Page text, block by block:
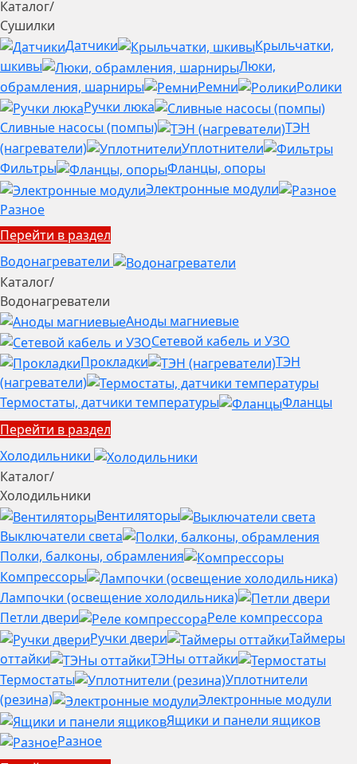
Каталог/
Сушилки
Датчики
Крыльчатки,
шкивы
Люки,
обрамления, шарниры
Ремни
Ролики
Ручки люка
Сливные насосы (помпы)
ТЭН
(нагреватели)
Уплотнители
Фильтры
Фланцы, опоры
Электронные модули
Разное
Перейти в раздел
Водонагреватели
Каталог/
Водонагреватели
Аноды магниевые
Сетевой кабель и УЗО
Прокладки
ТЭН
(нагреватели)
Термостаты, датчики температуры
Фланцы
Перейти в раздел
Холодильники
Каталог/
Холодильники
Вентиляторы
Выключатели света
Полки, балконы, обрамления
Компрессоры
Лампочки (освещение холодильника)
Петли двери
Реле компрессора
Ручки двери
Таймеры
оттайки
ТЭНы оттайки
Термостаты
Уплотнители
(резина)
Электронные модули
Ящики и панели ящиков
Разное